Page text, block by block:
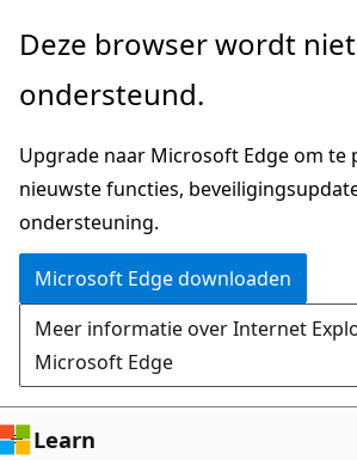
Naar
gaan
Deze browser wordt
ondersteund.
Upgrade naar Microsoft Edge om te
nieuwste functies,
ondersteuning.
Microsoft Edge downloaden
Meer informatie over Internet
Microsoft Edge
Learn